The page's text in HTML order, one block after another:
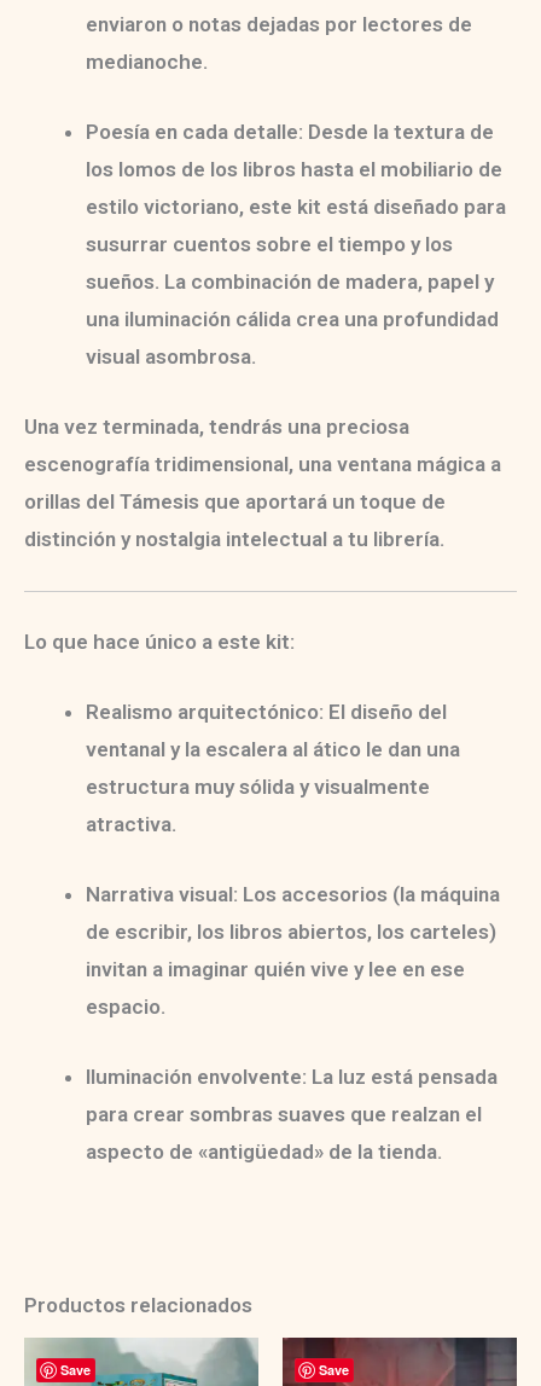
enviaron o notas dejadas por lectores de
medianoche.
Poesía en cada detalle: Desde la textura de
los lomos de los libros hasta el mobiliario de
estilo victoriano, este kit está diseñado para
susurrar cuentos sobre el tiempo y los
sueños. La combinación de madera, papel y
una iluminación cálida crea una profundidad
visual asombrosa.
Una vez terminada, tendrás una preciosa
escenografía tridimensional, una ventana mágica a
orillas del Támesis que aportará un toque de
distinción y nostalgia intelectual a tu librería.
Lo que hace único a este kit:
Realismo arquitectónico: El diseño del
ventanal y la escalera al ático le dan una
estructura muy sólida y visualmente
atractiva.
Narrativa visual: Los accesorios (la máquina
de escribir, los libros abiertos, los carteles)
invitan a imaginar quién vive y lee en ese
espacio.
Iluminación envolvente: La luz está pensada
para crear sombras suaves que realzan el
aspecto de «antigüedad» de la tienda.
Productos relacionados
Save Save